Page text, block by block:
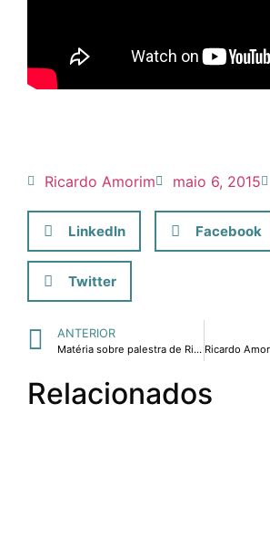
Ricardo Amorim maio 6, 2015
LinkedIn Facebook
Twitter
ANTERIOR
Matéria sobre palestra de Ricardo Amorim sobre como uma nova abordagem e valores de educação podem transformar o Brasil e ajudá-lo a superar atual crise e voltar a crescer
Relacionados